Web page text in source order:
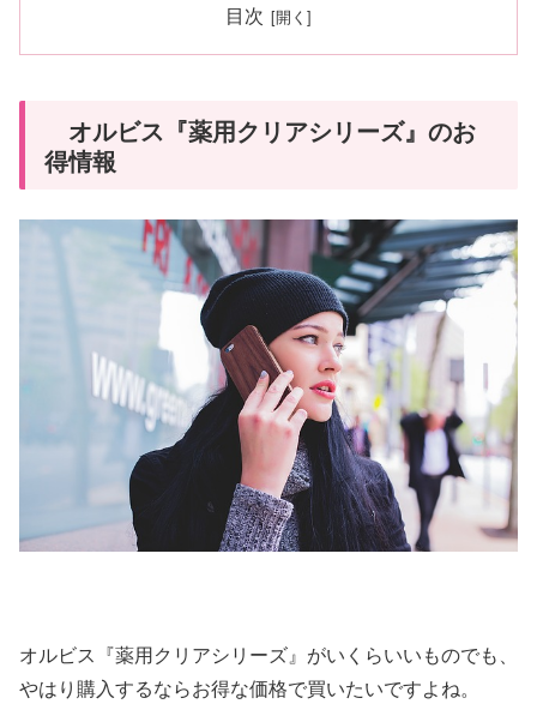
目次
オルビス『薬用クリアシリーズ』のお
得情報
オルビス『薬用クリアシリーズ』がいくらいいものでも、
やはり購入するならお得な価格で買いたいですよね。